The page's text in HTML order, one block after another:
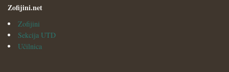
Zofijini.net
Zofijini
Sekcija UTD
Učilnica